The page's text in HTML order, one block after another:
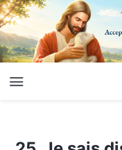
25. Je sais distinguer